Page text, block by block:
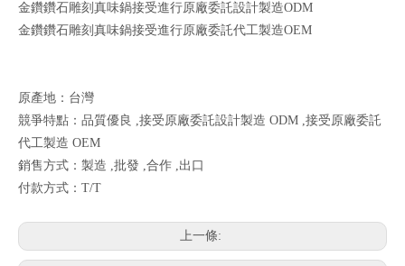
金鑽鑽石雕刻真味鍋接受進行原廠委託設計製造ODM
金鑽鑽石雕刻真味鍋接受進行原廠委託代工製造OEM
原產地：台灣
競爭特點：品質優良 ,接受原廠委託設計製造 ODM ,接受原廠委託
代工製造 OEM
銷售方式：製造 ,批發 ,合作 ,出口
付款方式：T/T
上一條: